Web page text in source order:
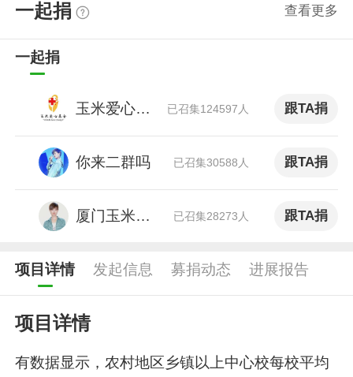
美妆博主
人须在事上磨
V+优质创作者 头条文章作者
风期限在凌晨 献出了爱心
师姐的日常献出了爱心
搞笑幽默博主
向坤太
星座命理博主 头条文章作者
查看更多
一起捐
一起捐
玉米爱心基金 已召集124597人 跟TA捐
你来二群吗 已召集30588人 跟TA捐
厦门玉米义工 已召集28273人 跟TA捐
项目详情 发起信息 募捐动态 进展报告
项目详情
有数据显示，农村地区乡镇以上中心校每校平均